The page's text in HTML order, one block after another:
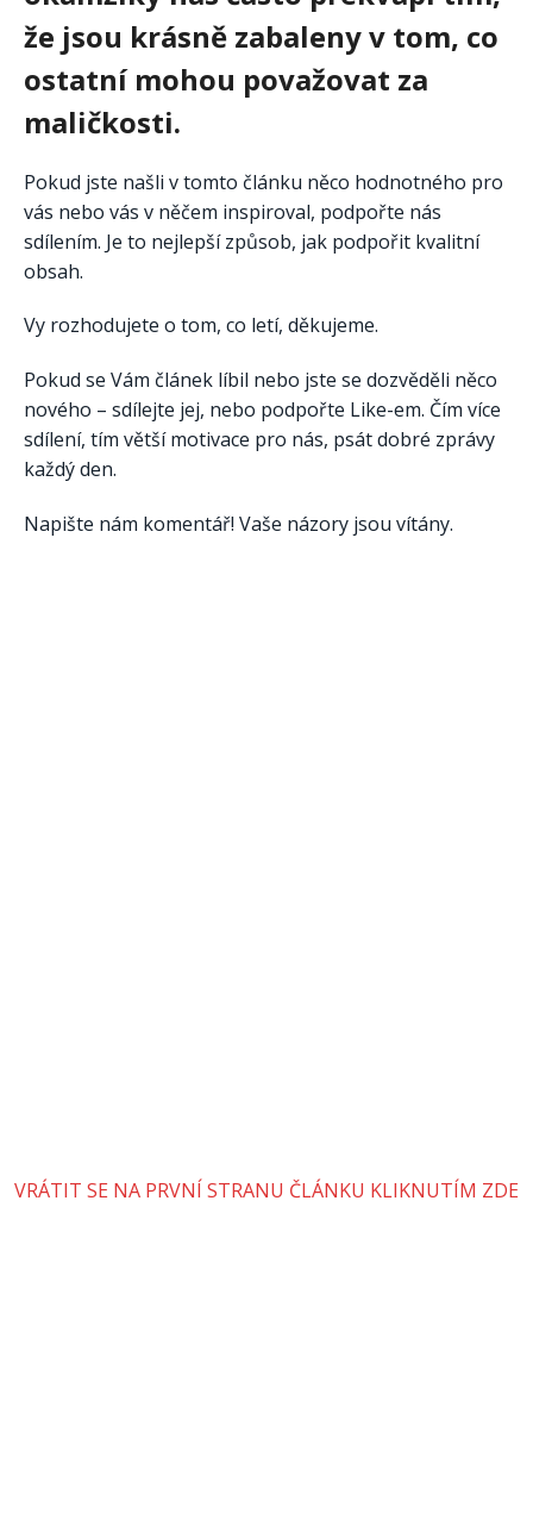
že jsou krásně zabaleny v tom, co
ostatní mohou považovat za
maličkosti.
Pokud jste našli v tomto článku něco hodnotného pro
vás nebo vás v něčem inspiroval, podpořte nás
sdílením. Je to nejlepší způsob, jak podpořit kvalitní
obsah.
Vy rozhodujete o tom, co letí, děkujeme.
Pokud se Vám článek líbil nebo jste se dozvěděli něco
nového – sdílejte jej, nebo podpořte Like-em. Čím více
sdílení, tím větší motivace pro nás, psát dobré zprávy
každý den.
Napište nám komentář! Vaše názory jsou vítány.
VRÁTIT SE NA PRVNÍ STRANU ČLÁNKU KLIKNUTÍM ZDE